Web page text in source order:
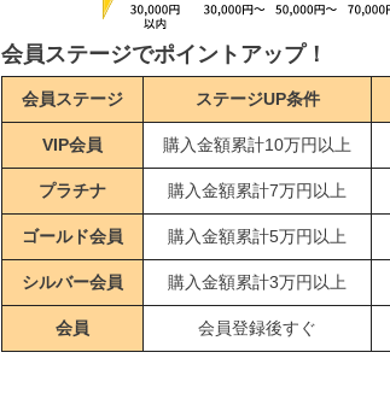
会員ステージでポイントアップ！
会員ステージ ステージUP条件
VIP会員 購入金額累計10万円以上
プラチナ 購入金額累計7万円以上
ゴールド会員 購入金額累計5万円以上
シルバー会員 購入金額累計3万円以上
会員 会員登録後すぐ